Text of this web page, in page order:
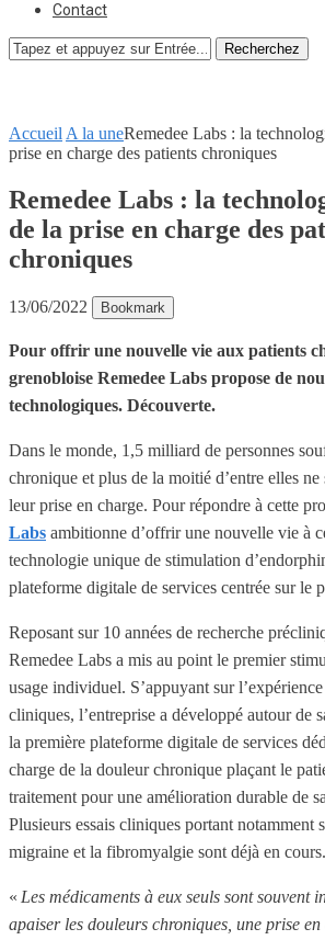
Contact
Recherchez
Accueil A la uneRemedee Labs : la
prise en charge des patients chroniques
Remedee Labs : la
de la prise en charge des
chroniques
13/06/2022 Bookmark
Pour offrir une nouvelle vie aux patients
grenobloise Remedee Labs propose de
technologiques. Découverte.
Dans le monde, 1,5 milliard de personnes
chronique et plus de la moitié d’entre elles ne
leur prise en charge. Pour répondre à cette
Labs ambitionne d’offrir une nouvelle vie à
technologie unique de stimulation
plateforme digitale de services centrée sur le
Reposant sur 10 années de recherche
Remedee Labs a mis au point le premier
usage individuel. S’appuyant sur
cliniques, l’entreprise a développé autour de
la première plateforme digitale de services
charge de la douleur chronique plaçant le
traitement pour une amélioration durable de
Plusieurs essais cliniques portant notamment
migraine et la fibromyalgie sont déjà en cours.
« Les médicaments à eux seuls sont souvent
apaiser les douleurs chroniques, une prise